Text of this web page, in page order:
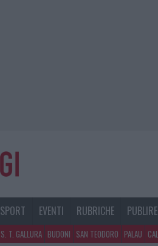
SPORT EVENTI RUBRICHE
S. T. GALLURA BUDONI SAN TEODORO PALAU